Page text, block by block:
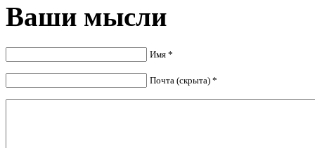
Ваши мысли
Имя *
Почта (скрыта) *